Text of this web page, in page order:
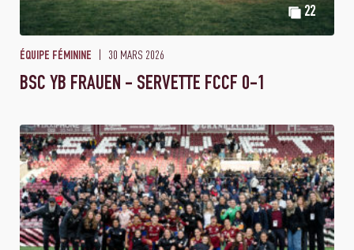
22
ÉQUIPE FÉMININE 30 MARS 2026
BSC YB FRAUEN - SERVETTE FCCF 0-1